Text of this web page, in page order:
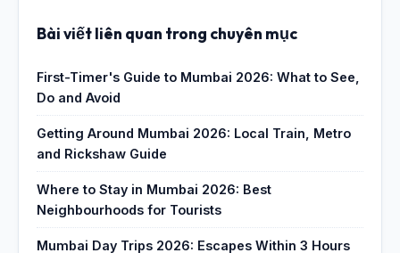
Bài viết liên quan trong chuyên mục
First-Timer's Guide to Mumbai 2026: What to See,
Do and Avoid
Getting Around Mumbai 2026: Local Train, Metro
and Rickshaw Guide
Where to Stay in Mumbai 2026: Best
Neighbourhoods for Tourists
Mumbai Day Trips 2026: Escapes Within 3 Hours